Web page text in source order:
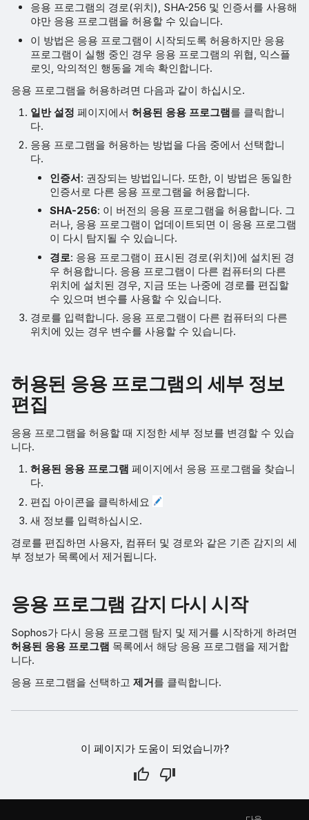
응용 프로그램의 경로(위치), SHA-256 및 인증서를 사용해
야만 응용 프로그램을 허용할 수 있습니다.
이 방법은 응용 프로그램이 시작되도록 허용하지만 응용
프로그램이 실행 중인 경우 응용 프로그램의 위협, 익스플
로잇, 악의적인 행동을 계속 확인합니다.
응용 프로그램을 허용하려면 다음과 같이 하십시오.
일반 설정 페이지에서허용된 응용 프로그램를 클릭합니
다.
응용 프로그램을 허용하는 방법을 다음 중에서 선택합니
다.
인증서: 권장되는 방법입니다. 또한, 이 방법은 동일한
인증서로 다른 응용 프로그램을 허용합니다.
SHA-256: 이 버전의 응용 프로그램을 허용합니다. 그
러나, 응용 프로그램이 업데이트되면 이 응용 프로그램
이 다시 탐지될 수 있습니다.
경로: 응용 프로그램이 표시된 경로(위치)에 설치된 경
우 허용합니다. 응용 프로그램이 다른 컴퓨터의 다른
위치에 설치된 경우, 지금 또는 나중에 경로를 편집할
수 있으며 변수를 사용할 수 있습니다.
경로를 입력합니다. 응용 프로그램이 다른 컴퓨터의 다른
위치에 있는 경우 변수를 사용할 수 있습니다.
허용된 응용 프로그램의 세부 정보
편집
응용 프로그램을 허용할 때 지정한 세부 정보를 변경할 수 있습
니다.
허용된 응용 프로그램 페이지에서 응용 프로그램을 찾습니
다.
편집 아이콘을 클릭하세요
새 정보를 입력하십시오.
경로를 편집하면 사용자, 컴퓨터 및 경로와 같은 기존 감지의 세
부 정보가 목록에서 제거됩니다.
응용 프로그램 감지 다시 시작
Sophos가 다시 응용 프로그램 탐지 및 제거를 시작하게 하려면
허용된 응용 프로그램 목록에서 해당 응용 프로그램을 제거합
니다.
응용 프로그램을 선택하고 제거를 클릭합니다.
이 페이지가 도움이 되었습니까?